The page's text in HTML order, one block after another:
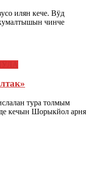
илян кече. Вӱд
чинче
тура толмым
кечын Шорыкйол арня